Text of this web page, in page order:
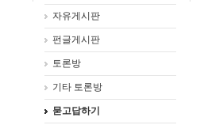
자유게시판
펀글게시판
토론방
기타 토론방
묻고답하기